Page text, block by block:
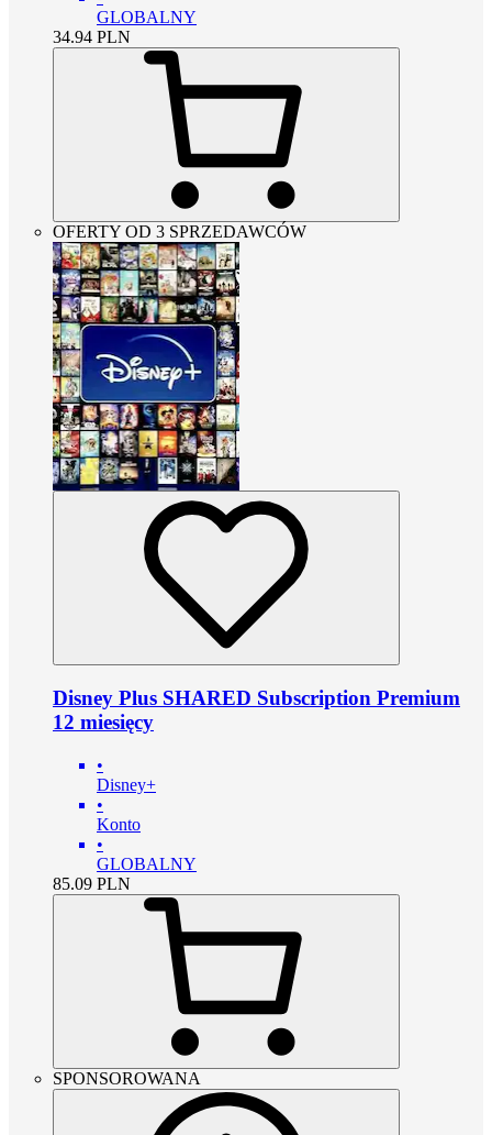
GLOBALNY
34.94 PLN
OFERTY OD 3 SPRZEDAWCÓW
Disney Plus SHARED Subscription Premium
12 miesięcy
•
Disney+
•
Konto
•
GLOBALNY
85.09 PLN
SPONSOROWANA